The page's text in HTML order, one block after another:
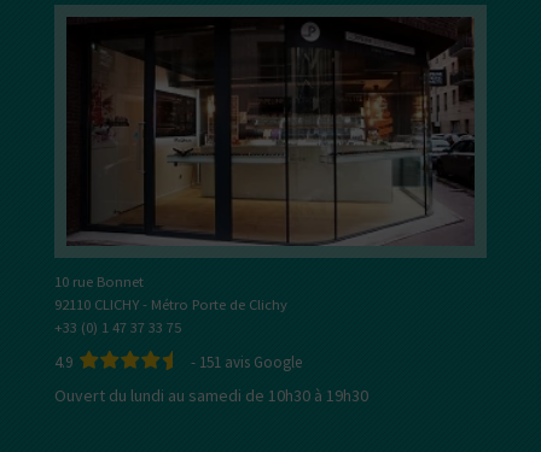
10 rue Bonnet
92110 CLICHY - Métro Porte de Clichy
+33 (0) 1 47 37 33 75
4.9 - 151 avis Google
Ouvert du lundi au samedi de 10h30 à 19h30